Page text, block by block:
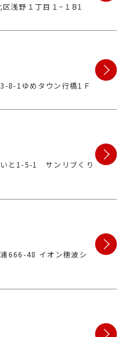
浅野１丁目１−１B1
8-1ゆめタウン行橋1Ｆ
と1-5-1 サンリブくり
666-48 イオン穂波シ